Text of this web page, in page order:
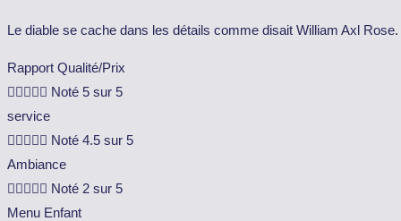
Le diable se cache dans les détails comme disait William Axl Rose.
Rapport Qualité/Prix
 Noté 5 sur 5
service
 Noté 4.5 sur 5
Ambiance
 Noté 2 sur 5
Menu Enfant